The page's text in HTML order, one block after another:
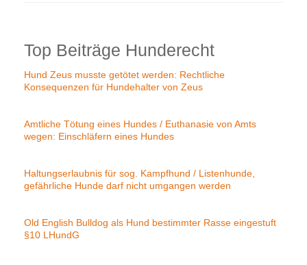
Top Beiträge Hunderecht
Hund Zeus musste getötet werden: Rechtliche
Konsequenzen für Hundehalter von Zeus
Amtliche Tötung eines Hundes / Euthanasie von Amts
wegen: Einschläfern eines Hundes
Haltungserlaubnis für sog. Kampfhund / Listenhunde,
gefährliche Hunde darf nicht umgangen werden
Old English Bulldog als Hund bestimmter Rasse eingestuft
§10 LHundG